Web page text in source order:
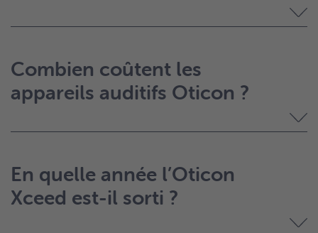
Combien coûtent les
appareils auditifs Oticon ?
En quelle année l’Oticon
Xceed est-il sorti ?